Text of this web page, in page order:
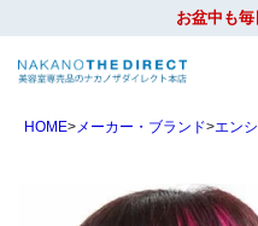
お盆中も
HOME メーカー・ブランド エン